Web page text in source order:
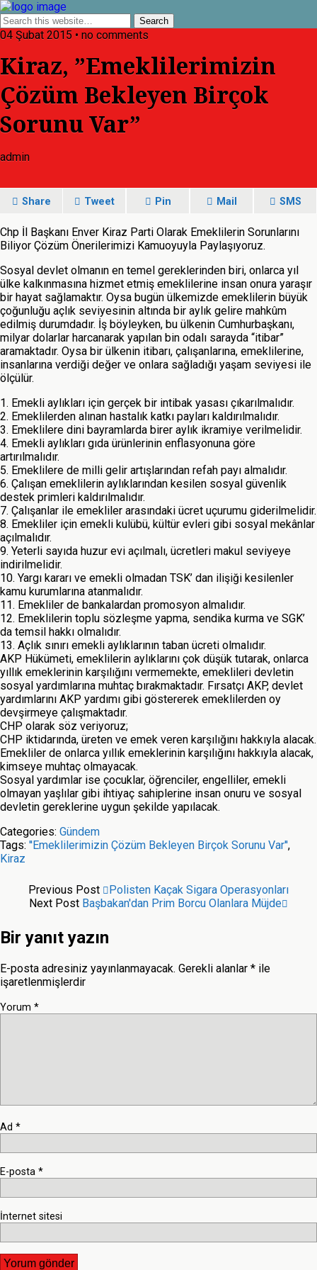
04 Şubat 2015 • no comments
Kiraz, ”Emeklilerimizin
Çözüm Bekleyen Birçok
Sorunu Var”
admin
Share Tweet Pin Mail SMS
Chp İl Başkanı Enver Kiraz Parti Olarak Emeklilerin Sorunlarını
Biliyor Çözüm Önerilerimizi Kamuoyuyla Paylaşıyoruz.
Sosyal devlet olmanın en temel gereklerinden biri, onlarca yıl
ülke kalkınmasına hizmet etmiş emeklilerine insan onura yaraşır
bir hayat sağlamaktır. Oysa bugün ülkemizde emeklilerin büyük
çoğunluğu açlık seviyesinin altında bir aylık gelire mahkûm
edilmiş durumdadır. İş böyleyken, bu ülkenin Cumhurbaşkanı,
milyar dolarlar harcanarak yapılan bin odalı sarayda “itibar”
aramaktadır. Oysa bir ülkenin itibarı, çalışanlarına, emeklilerine,
insanlarına verdiği değer ve onlara sağladığı yaşam seviyesi ile
ölçülür.
1. Emekli aylıkları için gerçek bir intibak yasası çıkarılmalıdır.
2. Emeklilerden alınan hastalık katkı payları kaldırılmalıdır.
3. Emeklilere dini bayramlarda birer aylık ikramiye verilmelidir.
4. Emekli aylıkları gıda ürünlerinin enflasyonuna göre
artırılmalıdır.
5. Emeklilere de milli gelir artışlarından refah payı almalıdır.
6. Çalışan emeklilerin aylıklarından kesilen sosyal güvenlik
destek primleri kaldırılmalıdır.
7. Çalışanlar ile emekliler arasındaki ücret uçurumu giderilmelidir.
8. Emekliler için emekli kulübü, kültür evleri gibi sosyal mekânlar
açılmalıdır.
9. Yeterli sayıda huzur evi açılmalı, ücretleri makul seviyeye
indirilmelidir.
10. Yargı kararı ve emekli olmadan TSK’ dan ilişiği kesilenler
kamu kurumlarına atanmalıdır.
11. Emekliler de bankalardan promosyon almalıdır.
12. Emeklilerin toplu sözleşme yapma, sendika kurma ve SGK’
da temsil hakkı olmalıdır.
13. Açlık sınırı emekli aylıklarının taban ücreti olmalıdır.
AKP Hükümeti, emeklilerin aylıklarını çok düşük tutarak, onlarca
yıllık emeklerinin karşılığını vermemekte, emeklileri devletin
sosyal yardımlarına muhtaç bırakmaktadır. Fırsatçı AKP, devlet
yardımlarını AKP yardımı gibi göstererek emeklilerden oy
devşirmeye çalışmaktadır.
CHP olarak söz veriyoruz;
CHP iktidarında, üreten ve emek veren karşılığını hakkıyla alacak.
Emekliler de onlarca yıllık emeklerinin karşılığını hakkıyla alacak,
kimseye muhtaç olmayacak.
Sosyal yardımlar ise çocuklar, öğrenciler, engelliler, emekli
olmayan yaşlılar gibi ihtiyaç sahiplerine insan onuru ve sosyal
devletin gereklerine uygun şekilde yapılacak.
Categories: Gündem
Tags: ''Emeklilerimizin Çözüm Bekleyen Birçok Sorunu Var'',
Kiraz
Previous Post
Polisten Kaçak Sigara Operasyonları
Next Post Başbakan'dan Prim Borcu Olanlara Müjde
Bir yanıt yazın
E-posta adresiniz yayınlanmayacak. Gerekli alanlar * ile
işaretlenmişlerdir
Yorum *
Ad *
E-posta *
İnternet sitesi